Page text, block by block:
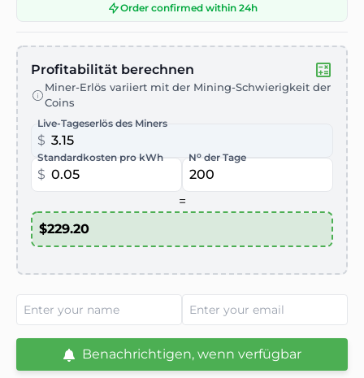
Order confirmed within 24h
Profitabilität berechnen
Miner-Erlös variiert mit der Mining-Schwierigkeit der
Coins
$
Live-Tageserlös des Miners
$
Standardkosten pro kWh Noder Tage
=
Benachrichtigen, wenn verfügbar